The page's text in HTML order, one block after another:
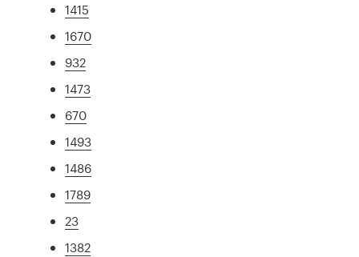
1415
1670
932
1473
670
1493
1486
1789
23
1382